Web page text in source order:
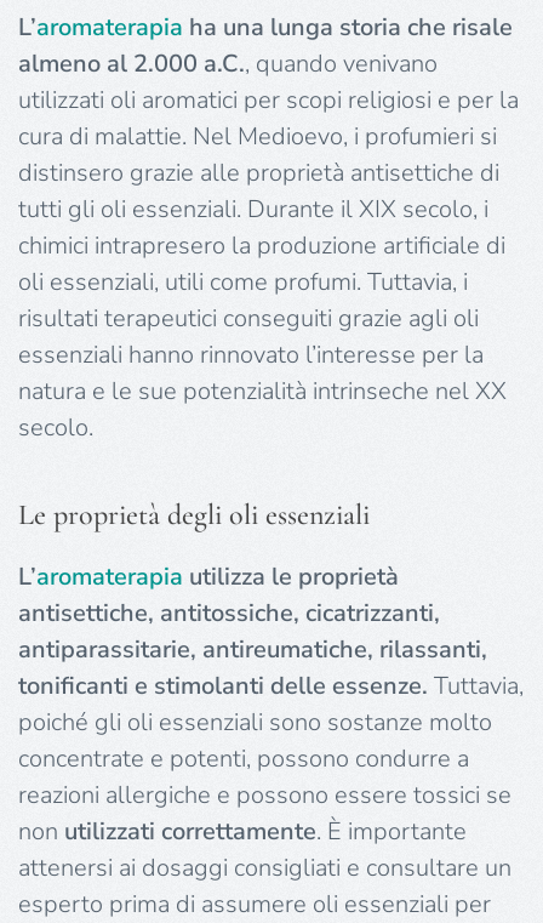
L’aromaterapia ha una lunga storia che risale
almeno al 2.000 a.C., quando venivano
utilizzati oli aromatici per scopi religiosi e per la
cura di malattie. Nel Medioevo, i profumieri si
distinsero grazie alle proprietà antisettiche di
tutti gli oli essenziali. Durante il XIX secolo, i
chimici intrapresero la produzione artificiale di
oli essenziali, utili come profumi. Tuttavia, i
risultati terapeutici conseguiti grazie agli oli
essenziali hanno rinnovato l’interesse per la
natura e le sue potenzialità intrinseche nel XX
secolo.
Le proprietà degli oli essenziali
L’aromaterapia utilizza le proprietà
antisettiche, antitossiche, cicatrizzanti,
antiparassitarie, antireumatiche, rilassanti,
tonificanti e stimolanti delle essenze. Tuttavia,
poiché gli oli essenziali sono sostanze molto
concentrate e potenti, possono condurre a
reazioni allergiche e possono essere tossici se
non utilizzati correttamente. È importante
attenersi ai dosaggi consigliati e consultare un
esperto prima di assumere oli essenziali per